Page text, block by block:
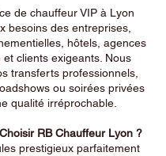
de chauffeur VIP à Lyon
besoins des entreprises,
hôtels, agences
et clients exigeants. Nous
transferts professionnels,
ou soirées privées
qualité irréprochable.
RB Chauffeur Lyon ?
prestigieux parfaitement